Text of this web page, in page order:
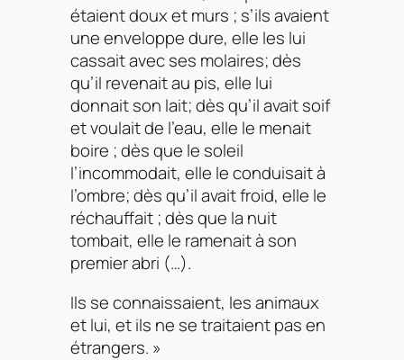
étaient doux et murs ; s’ils avaient
une enveloppe dure, elle les lui
cassait avec ses molaires; dès
qu’il revenait au pis, elle lui
donnait son lait; dès qu’il avait soif
et voulait de l’eau, elle le menait
boire ; dès que le soleil
l’incommodait, elle le conduisait à
l’ombre; dès qu’il avait froid, elle le
réchauffait ; dès que la nuit
tombait, elle le ramenait à son
premier abri (…).
Ils se connaissaient, les animaux
et lui, et ils ne se traitaient pas en
étrangers. »